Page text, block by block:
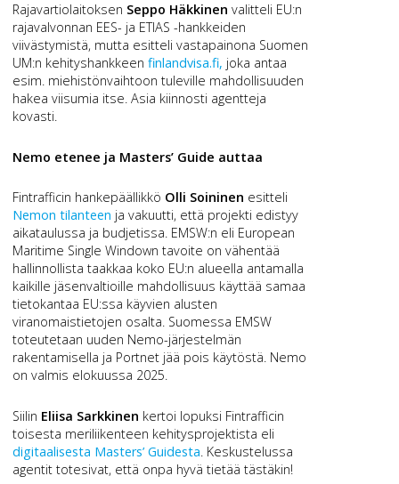
Rajavartiolaitoksen Seppo Häkkinen valitteli EU:n
rajavalvonnan EES- ja ETIAS -hankkeiden
viivästymistä, mutta esitteli vastapainona Suomen
UM:n kehityshankkeenfinlandvisa.fi, joka antaa
esim. miehistönvaihtoon tuleville mahdollisuuden
hakea viisumia itse. Asia kiinnosti agentteja
kovasti.
Nemo etenee ja Masters’ Guide auttaa
Fintrafficin hankepäällikkö Olli Soininen esitteli
Nemon tilanteen ja vakuutti, että projekti edistyy
aikataulussa ja budjetissa. EMSW:n eli European
Maritime Single Windown tavoite on vähentää
hallinnollista taakkaa koko EU:n alueella antamalla
kaikille jäsenvaltioille mahdollisuus käyttää samaa
tietokantaa EU:ssa käyvien alusten
viranomaistietojen osalta. Suomessa EMSW
toteutetaan uuden Nemo-järjestelmän
rakentamisella ja Portnet jää pois käytöstä. Nemo
on valmis elokuussa 2025.
Siilin Eliisa Sarkkinen kertoi lopuksi Fintrafficin
toisesta meriliikenteen kehitysprojektista eli
digitaalisesta Masters’ Guidesta. Keskustelussa
agentit totesivat, että onpa hyvä tietää tästäkin!